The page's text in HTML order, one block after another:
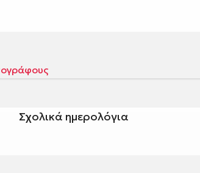
Σχολικά ημερολόγια